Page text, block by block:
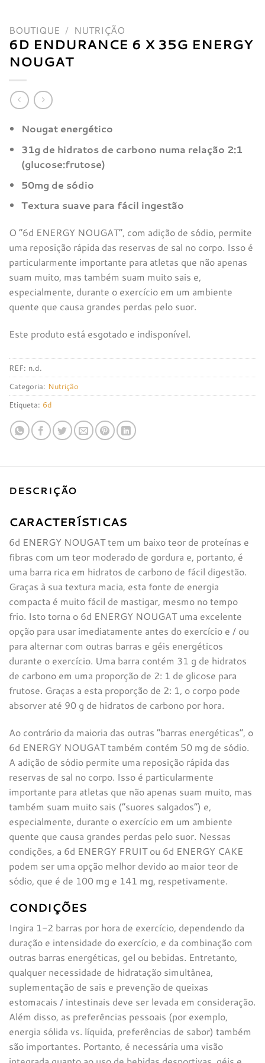
BOUTIQUE / NUTRIÇÃO
6D ENDURANCE 6 X 35G ENERGY
NOUGAT
Nougat energético
31g de hidratos de carbono numa relação 2:1
(glucose:frutose)
50mg de sódio
Textura suave para fácil ingestão
O “6d ENERGY NOUGAT”, com adição de sódio, permite
uma reposição rápida das reservas de sal no corpo. Isso é
particularmente importante para atletas que não apenas
suam muito, mas também suam muito sais e,
especialmente, durante o exercício em um ambiente
quente que causa grandes perdas pelo suor.
Este produto está esgotado e indisponível.
REF: n.d.
Categoria: Nutrição
Etiqueta: 6d
DESCRIÇÃO
CARACTERÍSTICAS
6d ENERGY NOUGAT tem um baixo teor de proteínas e
fibras com um teor moderado de gordura e, portanto, é
uma barra rica em hidratos de carbono de fácil digestão.
Graças à sua textura macia, esta fonte de energia
compacta é muito fácil de mastigar, mesmo no tempo
frio. Isto torna o 6d ENERGY NOUGAT uma excelente
opção para usar imediatamente antes do exercício e / ou
para alternar com outras barras e géis energéticos
durante o exercício. Uma barra contém 31 g de hidratos
de carbono em uma proporção de 2: 1 de glicose para
frutose. Graças a esta proporção de 2: 1, o corpo pode
absorver até 90 g de hidratos de carbono por hora.
Ao contrário da maioria das outras “barras energéticas”, o
6d ENERGY NOUGAT também contém 50 mg de sódio.
A adição de sódio permite uma reposição rápida das
reservas de sal no corpo. Isso é particularmente
importante para atletas que não apenas suam muito, mas
também suam muito sais (“suores salgados”) e,
especialmente, durante o exercício em um ambiente
quente que causa grandes perdas pelo suor. Nessas
condições, a 6d ENERGY FRUIT ou 6d ENERGY CAKE
podem ser uma opção melhor devido ao maior teor de
sódio, que é de 100 mg e 141 mg, respetivamente.
CONDIÇÕES
Ingira 1-2 barras por hora de exercício, dependendo da
duração e intensidade do exercício, e da combinação com
outras barras energéticas, gel ou bebidas. Entretanto,
qualquer necessidade de hidratação simultânea,
suplementação de sais e prevenção de queixas
estomacais / intestinais deve ser levada em consideração.
Além disso, as preferências pessoais (por exemplo,
energia sólida vs. líquida, preferências de sabor) também
são importantes. Portanto, é necessária uma visão